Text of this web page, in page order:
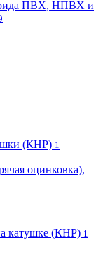
ПВХ, НПВХ и
(КНР) 1
оцинковка),
катушке (КНР) 1